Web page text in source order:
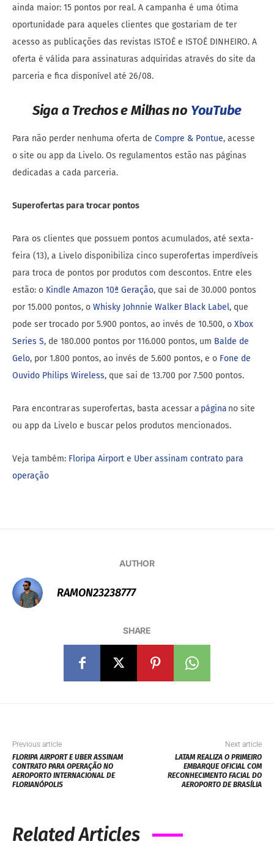
ainda maior: 15 pontos por real. A campanha é uma ótima
oportunidade para aqueles clientes que gostariam de ter
acesso as publicações das revistas ISTOÉ e ISTOÉ DINHEIRO. A
oferta é válida para assinaturas adquiridas através do site da
parceria e fica disponível até 26/08.
Siga a Trechos e Milhas no YouTube
Para não perder nenhuma oferta de Compre & Pontue, acesse
o site ou app da Livelo. Os regulamentos estão nas páginas
dedicadas a cada parceria.
Superofertas para trocar pontos
Para os clientes que possuem pontos acumulados, até sexta-
feira (13), a Livelo disponibiliza cinco superofertas imperdíveis
para troca de pontos por produtos com descontos. Entre eles
estão: o Kindle Amazon 10ª Geração, que sai de 30.000 pontos
por 15.000 pontos, o Whisky Johnnie Walker Black Label, que
pode ser trocado por 5.900 pontos, ao invés de 10.500, o Xbox
Series S, de 180.000 pontos por 116.000 pontos, um Balde de
Gelo, por 1.800 pontos, ao invés de 5.600 pontos, e o Fone de
Ouvido Philips Wireless, que sai de 13.700 por 7.500 pontos.
Para encontrar as superofertas, basta acessar a página no site
ou app da Livelo e buscar pelos produtos mencionados.
Veja também: Floripa Airport e Uber assinam contrato para
operação
AUTHOR
RAMON23238777
SHARE
Previous article
FLORIPA AIRPORT E UBER ASSINAM
CONTRATO PARA OPERAÇÃO NO
AEROPORTO INTERNACIONAL DE
FLORIANÓPOLIS
Next article
LATAM REALIZA O PRIMEIRO
EMBARQUE OFICIAL COM
RECONHECIMENTO FACIAL DO
AEROPORTO DE BRASÍLIA
Related Articles